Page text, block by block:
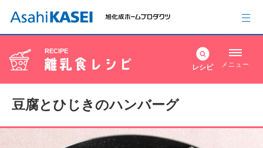
RECIPE
レシピ メニュー
豆腐とひじきのハンバーグ